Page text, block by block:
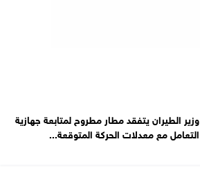
وزير الطيران يتفقد مطار مطروح لمتابعة جهازية
التعامل مع معدلات الحركة المتوقعة...